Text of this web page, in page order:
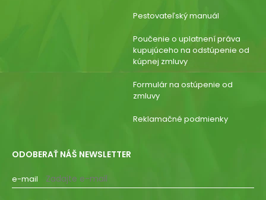
Pestovateľský manuál
Poučenie o uplatnení práva
kupujúceho na odstúpenie od
kúpnej zmluvy
Formulár na ostúpenie od
zmluvy
Reklamačné podmienky
ODOBERAŤ NÁŠ NEWSLETTER
e-mail